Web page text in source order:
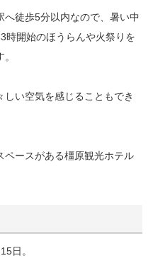
へ徒歩5分以内なので、暑い中
時開始のほうらんや火祭りを
い空気を感じることもでき
ペースがある橿原観光ホテル
日。